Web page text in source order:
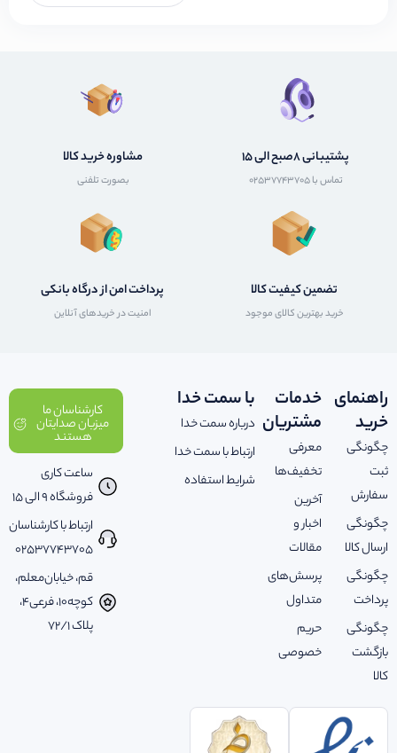
پشتیبانی 8صبح الی 15
تماس با 02537743705
مشاوره خرید کالا
بصورت تلفنی
تضمین کیفیت کالا
خرید بهترین کالای موجود
پرداخت امن از درگاه بانکی
امنیت در خریدهای آنلاین
راهنمای
خرید
چگونگی
ثبت
سفارش
چگونگی
ارسال کالا
چگونگی
پرداخت
چگونگی
بازگشت
کالا
خدمات
مشتریان
معرفی
تخفیف‌ها
آخرین
اخبار و
مقالات
پرسش‌های
متداول
حریم
خصوصی
با سمت خدا
درباره سمت خدا
ارتباط با سمت خدا
شرایط استفاده
کارشناسان ما
میزبان صدایتان
هستند
ساعت کاری
فروشگاه 9 الی 15
ارتباط با کارشناسان
02537743705
قم، خیابان‌معلم،
کوچه‌10، فرعی‌4،
پلاک ‌72/1